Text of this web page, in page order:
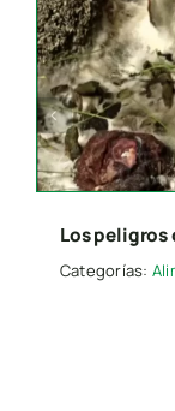
Los
Categorías: